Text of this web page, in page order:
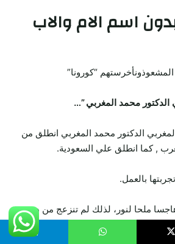
اسم الام والاب
“كورونا”
الدكتور محمد المغربي ”…
الدكتور محمد المغربي انطلق من
, كما انطلق علي السعودية.
بالعمل.
ملحا لنور، لذلك لم تنزعج من دفع